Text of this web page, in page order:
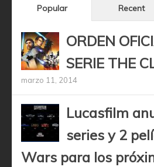
Popular Recent
ORDEN
SERIE THE
marzo 11, 2014
Lucasfilm
series y 2
Wars para los